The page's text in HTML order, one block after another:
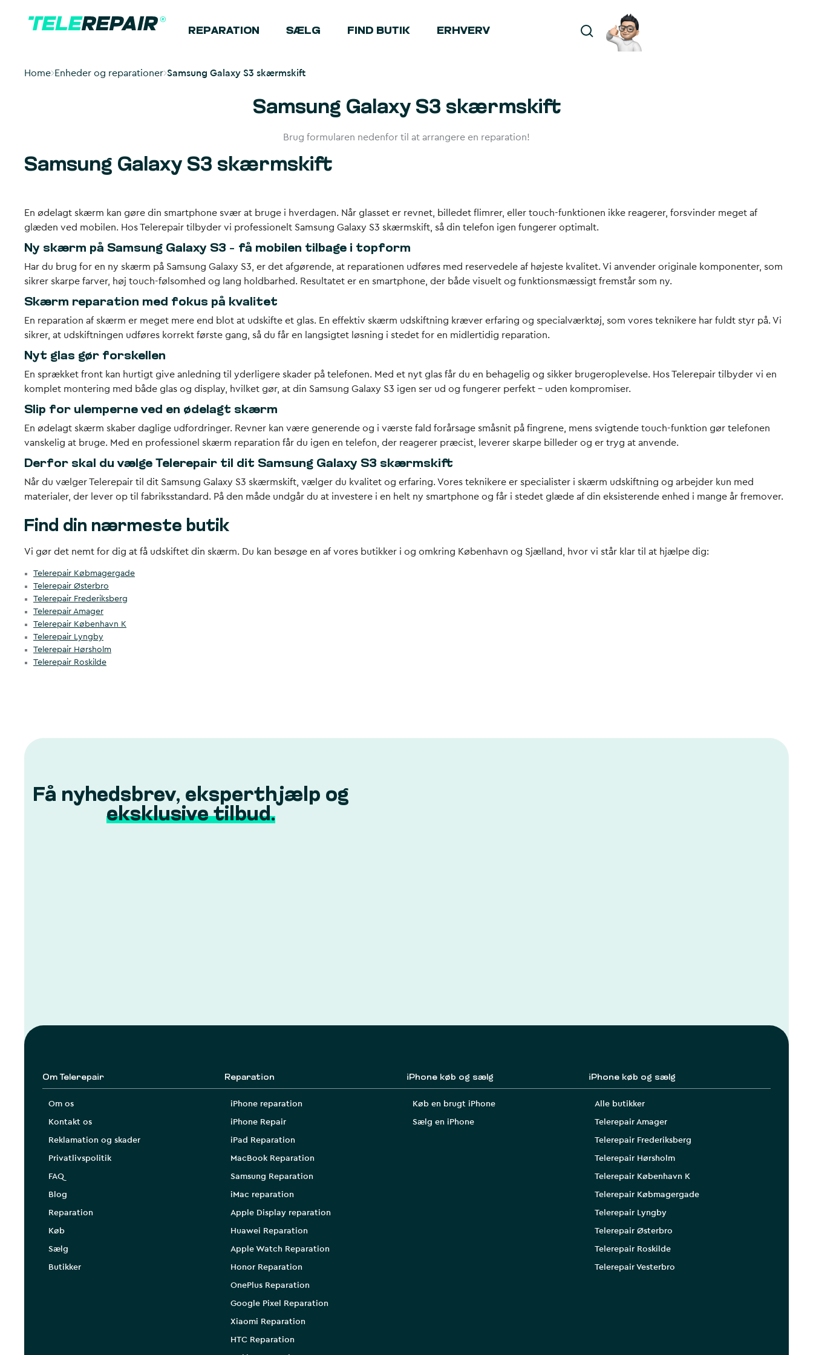
REPARATION SÆLG FIND BUTIK ERHVERV
Home Enheder og reparationer Samsung Galaxy S3 skærmskift
Samsung Galaxy S3 skærmskift
Brug formularen nedenfor til at arrangere en reparation!
Samsung Galaxy S3 skærmskift
En ødelagt skærm kan gøre din smartphone svær at bruge i hverdagen. Når glasset er revnet, billedet flimrer, eller touch-funktionen ikke reagerer, forsvinder meget af
glæden ved mobilen. Hos Telerepair tilbyder vi professionelt Samsung Galaxy S3 skærmskift , så din telefon igen fungerer optimalt.
Ny skærm på Samsung Galaxy S3 – få mobilen tilbage i topform
Har du brug for en ny skærm på Samsung Galaxy S3 , er det afgørende, at reparationen udføres med reservedele af højeste kvalitet. Vi anvender originale komponenter, som
sikrer skarpe farver, høj touch-følsomhed og lang holdbarhed. Resultatet er en smartphone, der både visuelt og funktionsmæssigt fremstår som ny.
Skærm reparation med fokus på kvalitet
En reparation af skærm er meget mere end blot at udskifte et glas. En effektiv skærm udskiftning kræver erfaring og specialværktøj, som vores teknikere har fuldt styr på. Vi
sikrer, at udskiftningen udføres korrekt første gang, så du får en langsigtet løsning i stedet for en midlertidig reparation.
Nyt glas gør forskellen
En sprækket front kan hurtigt give anledning til yderligere skader på telefonen. Med et nyt glas får du en behagelig og sikker brugeroplevelse. Hos Telerepair tilbyder vi en
komplet montering med både glas og display, hvilket gør, at din Samsung Galaxy S3 igen ser ud og fungerer perfekt – uden kompromiser.
Slip for ulemperne ved en ødelagt skærm
En ødelagt skærm skaber daglige udfordringer. Revner kan være generende og i værste fald forårsage småsnit på fingrene, mens svigtende touch-funktion gør telefonen
vanskelig at bruge. Med en professionel skærm reparation får du igen en telefon, der reagerer præcist, leverer skarpe billeder og er tryg at anvende.
Derfor skal du vælge Telerepair til dit Samsung Galaxy S3 skærmskift
Når du vælger Telerepair til dit Samsung Galaxy S3 skærmskift , vælger du kvalitet og erfaring. Vores teknikere er specialister i skærm udskiftning og arbejder kun med
materialer, der lever op til fabriksstandard. På den måde undgår du at investere i en helt ny smartphone og får i stedet glæde af din eksisterende enhed i mange år fremover.
Find din nærmeste butik
Vi gør det nemt for dig at få udskiftet din skærm. Du kan besøge en af vores butikker i og omkring København og Sjælland, hvor vi står klar til at hjælpe dig:
Telerepair Købmagergade
Telerepair Østerbro
Telerepair Frederiksberg
Telerepair Amager
Telerepair København K
Telerepair Lyngby
Telerepair Hørsholm
Telerepair Roskilde
Få nyhedsbrev, eksperthjælp og
eksklusive tilbud.
Om Telerepair
Om os
Kontakt os
Reklamation og skader
Privatlivspolitik
FAQ
Blog
Reparation
Køb
Sælg
Butikker
Reparation
iPhone reparation
iPhone Repair
iPad Reparation
MacBook Reparation
Samsung Reparation
iMac reparation
Apple Display reparation
Huawei Reparation
Apple Watch Reparation
Honor Reparation
OnePlus Reparation
Google Pixel Reparation
Xiaomi Reparation
HTC Reparation
iPhone køb og sælg
Køb en brugt iPhone
Sælg en iPhone
iPhone køb og sælg
Alle butikker
Telerepair Amager
Telerepair Frederiksberg
Telerepair Hørsholm
Telerepair København K
Telerepair Købmagergade
Telerepair Lyngby
Telerepair Østerbro
Telerepair Roskilde
Telerepair Vesterbro